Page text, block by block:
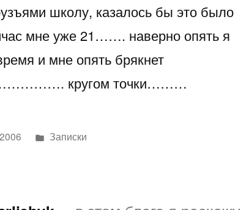
школу, казалось бы это было
мне уже 21……. наверно опять я
и мне опять брякнет
кругом точки………
Написано
Записки